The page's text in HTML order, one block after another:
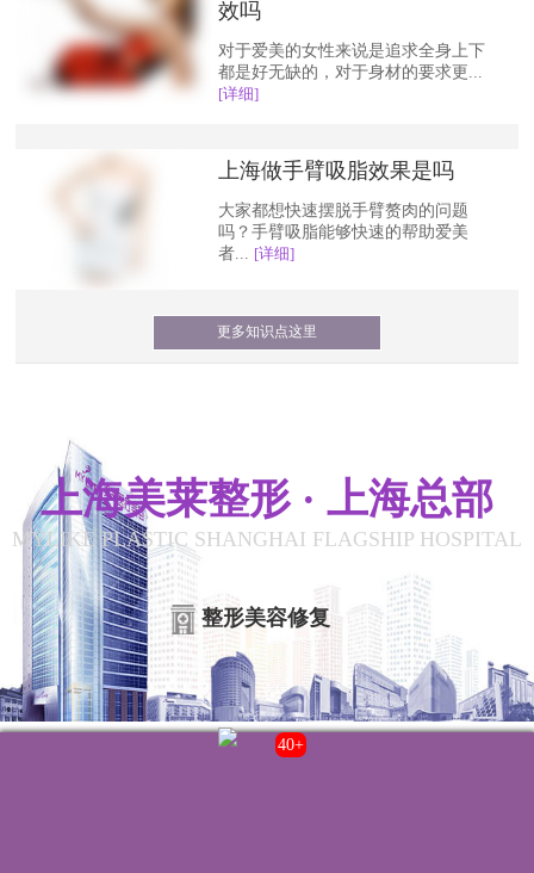
效吗
对于爱美的女性来说是追求全身上下
都是好无缺的，对于身材的要求更...
[详细]
上海做手臂吸脂效果是吗
大家都想快速摆脱手臂赘肉的问题
吗？手臂吸脂能够快速的帮助爱美
者... [详细]
更多知识点这里
上海美莱整形 · 上海总部
MYLIKE PLASTIC SHANGHAI FLAGSHIP HOSPITAL
整形美容修复
43+